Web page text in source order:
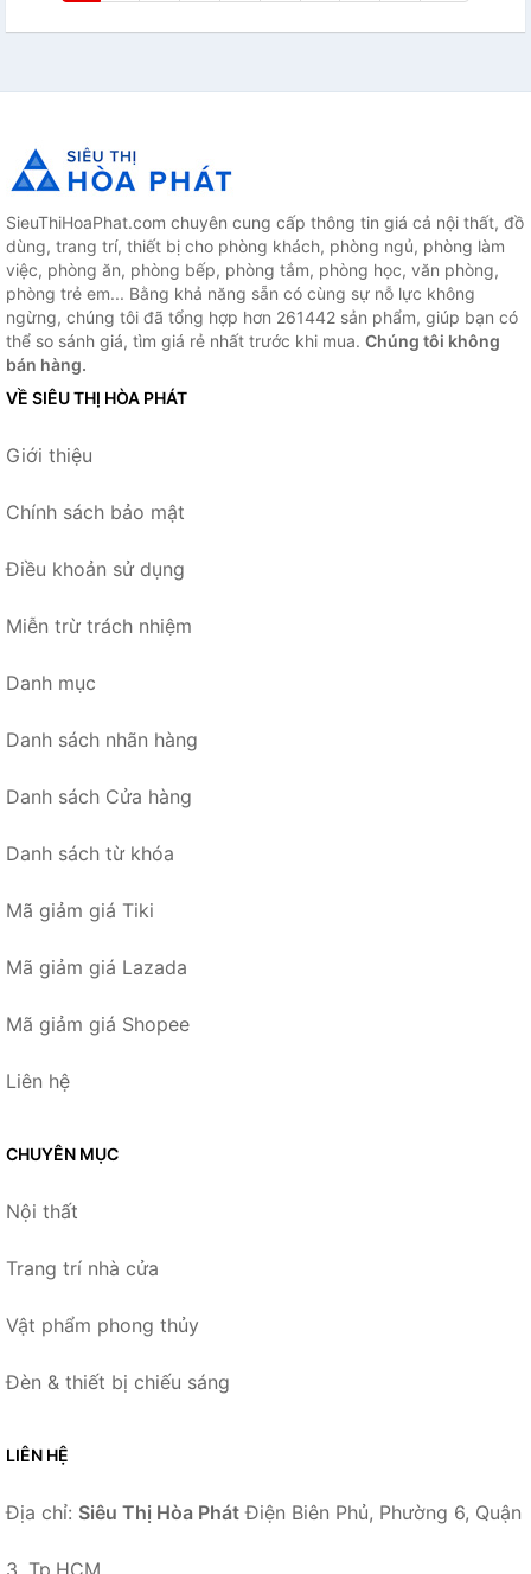
SieuThiHoaPhat.com chuyên cung cấp thông tin giá cả nội thất, đồ
dùng, trang trí, thiết bị cho phòng khách, phòng ngủ, phòng làm
việc, phòng ăn, phòng bếp, phòng tắm, phòng học, văn phòng,
phòng trẻ em... Bằng khả năng sẵn có cùng sự nỗ lực không
ngừng, chúng tôi đã tổng hợp hơn 261442 sản phẩm, giúp bạn có
thể so sánh giá, tìm giá rẻ nhất trước khi mua. Chúng tôi không
bán hàng.
VỀ SIÊU THỊ HÒA PHÁT
Giới thiệu
Chính sách bảo mật
Điều khoản sử dụng
Miễn trừ trách nhiệm
Danh mục
Danh sách nhãn hàng
Danh sách Cửa hàng
Danh sách từ khóa
Mã giảm giá Tiki
Mã giảm giá Lazada
Mã giảm giá Shopee
Liên hệ
CHUYÊN MỤC
Nội thất
Trang trí nhà cửa
Vật phẩm phong thủy
Đèn & thiết bị chiếu sáng
LIÊN HỆ
Địa chỉ: Siêu Thị Hòa Phát Điện Biên Phủ, Phường 6, Quận
3, Tp.HCM